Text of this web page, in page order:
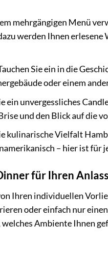
mehrgängigen Menü
werden Ihnen erlesene
Sie ein in die
oder einem
ein unvergessliches
und den Blick auf die
kulinarische Vielfalt
– hier ist für
für Ihren Anlass
Ihren individuellen
oder einfach nur
Ambiente Ihnen